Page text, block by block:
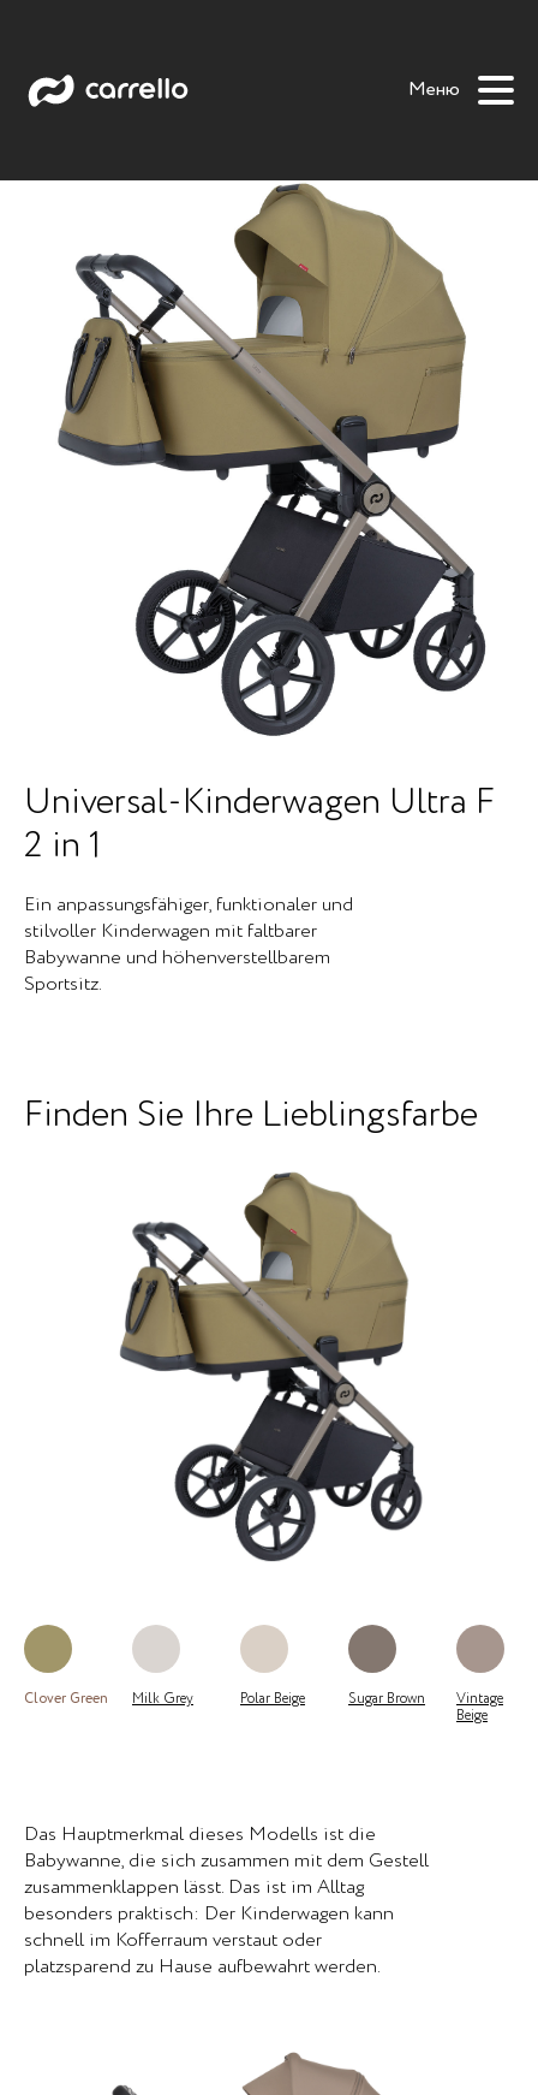
Меню
Alfa 2 in 1 2025 Magia 2.0 2
Ultra F 2 in 1
Universal-Kinderwagen Ultra F
2 in 1
Ein anpassungsfähiger, funktionaler und
stilvoller Kinderwagen mit faltbarer
Babywanne und höhenverstellbarem
Sportsitz.
Finden Sie Ihre Lieblingsfarbe
Clover Green Milk Grey Polar Beige Sugar Brown
Vintage
Beige
Das Hauptmerkmal dieses Modells ist die
Babywanne, die sich zusammen mit dem Gestell
zusammenklappen lässt. Das ist im Alltag
besonders praktisch: Der Kinderwagen kann
schnell im Kofferraum verstaut oder
platzsparend zu Hause aufbewahrt werden.